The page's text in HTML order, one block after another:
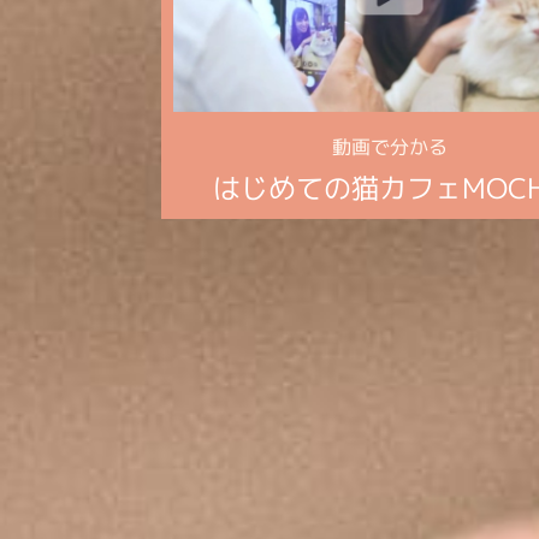
動画で分かる
はじめての猫カフェ